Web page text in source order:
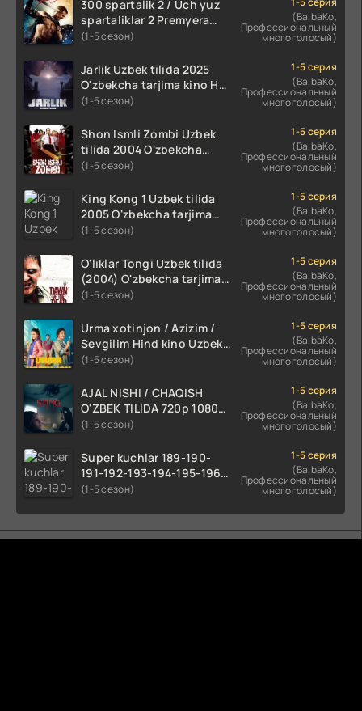
300 spartalik 2 / Uch yuz
spartaliklar 2 Premyera
Uzbek tilida 2013
skachat
(1-5 сезон)
(BaibaKo,
Профессиональный
многоголосый)
Jarlik Uzbek tilida 2025
O'zbekcha tarjima kino HD
skachat
(1-5 сезон)
1-5 серия
(BaibaKo,
Профессиональный
многоголосый)
Shon Ismli Zombi Uzbek
tilida 2004 O'zbekcha
tarjima kino HD skachat
(1-5 сезон)
1-5 серия
(BaibaKo,
Профессиональный
многоголосый)
King Kong 1 Uzbek tilida
2005 O'zbekcha tarjima
kino HD skachat
(1-5 сезон)
1-5 серия
(BaibaKo,
Профессиональный
многоголосый)
O'liklar Tongi Uzbek tilida
(2004) O'zbekcha tarjima
kino HD skachat
(1-5 сезон)
1-5 серия
(BaibaKo,
Профессиональный
многоголосый)
Urma xotinjon / Azizim /
Sevgilim Hind kino Uzbek
tilida 2022 O'zbekcha
(1-5 сезон)
1-5 серия
(BaibaKo,
Профессиональный
многоголосый)
AJAL NISHI / CHAQISH
O'ZBEK TILIDA 720p 1080p
Full HD (2024) Tarjima
(1-5 сезон)
1-5 серия
(BaibaKo,
Профессиональный
многоголосый)
Super kuchlar 189-190-
191-192-193-194-195-196-
197-198-199-200 Qism
tarjima seryal
(1-5 сезон)
1-5 серия
(BaibaKo,
Профессиональный
многоголосый)